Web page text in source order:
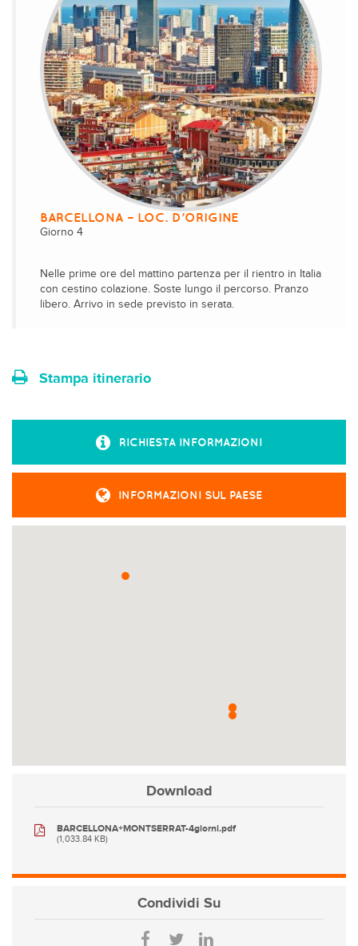
BARCELLONA – LOC. D’ORIGINE
Giorno 4
Nelle prime ore del mattino partenza per il rientro in Italia
con cestino colazione. Soste lungo il percorso. Pranzo
libero. Arrivo in sede previsto in serata.
Stampa itinerario
RICHIESTA INFORMAZIONI
INFORMAZIONI SUL PAESE
Download
BARCELLONA+MONTSERRAT-4giorni.pdf
(1,033.84 KB)
Condividi Su